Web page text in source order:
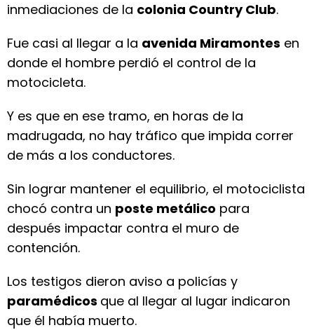
inmediaciones de la colonia Country Club.
Fue casi al llegar a la avenida Miramontes en
donde el hombre perdió el control de la
motocicleta.
Y es que en ese tramo, en horas de la
madrugada, no hay tráfico que impida correr
de más a los conductores.
Sin lograr mantener el equilibrio, el motociclista
chocó contra un poste metálico para
después impactar contra el muro de
contención.
Los testigos dieron aviso a policías y
paramédicos que al llegar al lugar indicaron
que él había muerto.